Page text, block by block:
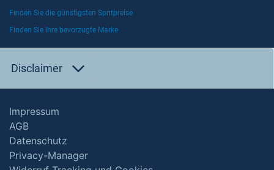
Finden Sie die günstigsten Spritpreise
Finden Sie Ihre bevorzugte Marke
Disclaimer
Impressum
AGB
Datenschutz
Privacy-Manager